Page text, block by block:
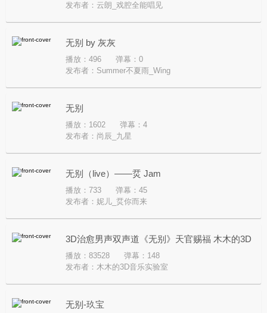
发布者： 云朗_戏腔全能唱见
无别 by 灰灰
播放：496
弹幕：0
发布者： Summer不夏雨_Wing
无别
播放：1602
弹幕：4
发布者： 尚辰_九星
无别（live）——烎 Jam
播放：733
弹幕：45
发布者： 妮儿_烎你而来
3D治愈男声双声道《无别》天官赐福 木木的3D
音乐实验室
播放：83528
弹幕：148
发布者： 木木的3D音乐实验室
无别-玖宝